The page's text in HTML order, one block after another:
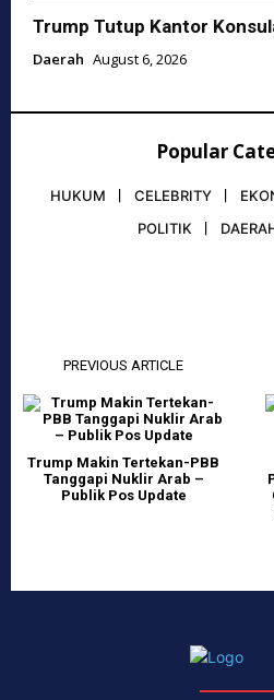
Trump Tutup Kantor
Daerah August 6, 2026
Popular
HUKUM CELEBRITY
POLITIK
PREVIOUS ARTICLE
Trump Makin Tertekan-PBB
Tanggapi Nuklir Arab –
Publik Pos Update